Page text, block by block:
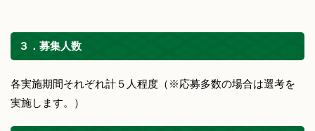
３．募集人数
各実施期間それぞれ計５人程度（※応募多数の場合は選考を
実施します。）